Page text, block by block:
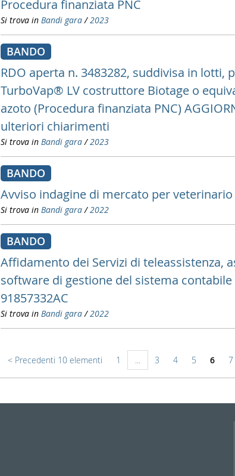
Procedura finanziata PNC
Si trova in Bandi gara /2023
BANDO
RDO aperta n. 3483282, suddivisa in
TurboVap® LV costruttore Biotage o
azoto (Procedura finanziata PNC)
ulteriori chiarimenti
Si trova in Bandi gara /2023
BANDO
Avviso indagine di mercato per veterinario
Si trova in Bandi gara /2022
BANDO
Affidamento dei Servizi di teleassistenza,
software di gestione del sistema
91857332AC
Si trova in Bandi gara /2022
Precedenti 10 elementi 1 ... 3 4 5 6 7